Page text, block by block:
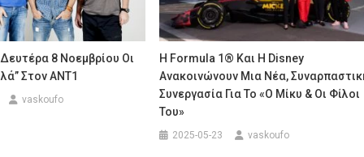
Δευτέρα 8 Νοεμβρίου Οι
Στον ΑΝΤ1
vaskoufo
Η Formula 1® Και Η Disney
Ανακοινώνουν Μια Νέα,
Συνεργασία Για Το «Ο Μίκυ & Οι Φίλοι
Του»
2025-05-23 vaskoufo